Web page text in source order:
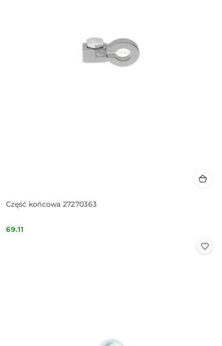
Część końcowa 27270363
Cena:
69.11